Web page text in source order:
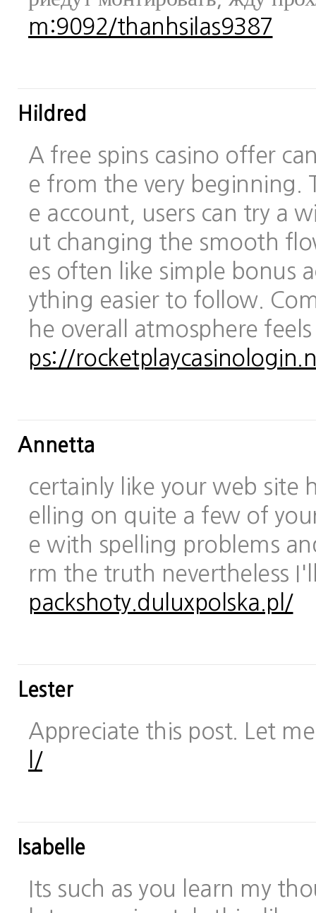
m:9092/thanhsilas9387
Hildred
A free spins casino offer
e from the very beginning.
e account, users can try a
ut changing the smooth
es often like simple bonus
ything easier to follow.
he overall atmosphere
ps://
Annetta
certainly like your web site
elling on quite a few of
e with spelling problems
rm the truth nevertheless
packshoty.duluxpolska.pl/
Lester
Appreciate this post. Let
l/
Isabelle
Its such as you learn my